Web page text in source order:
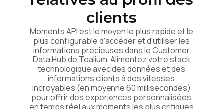
clients
Moments API est le moyen le plus rapide et le
plus configurable d'accéder et d'utiliser les
informations précieuses dans le Customer
Data Hub de Tealium. Alimentez votre stack
technologique avec des données et des
informations clients à des vitesses
incroyables (en moyenne 60 millisecondes)
pour offrir des expériences personnalisées
en temps réel aux moments les plus critiques